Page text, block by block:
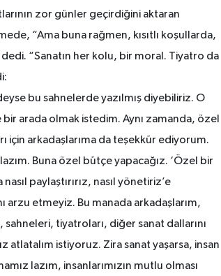
zor günler geçirdiğini aktaran
“Ama buna rağmen, kısıtlı koşullarda,
“Sanatın her kolu, bir moral. Tiyatro da
bu sahnelerde yazılmış diyebiliriz. O
bir arada olmak istedim. Aynı zamanda, özel
için arkadaşlarıma da teşekkür ediyorum.
Buna özel bütçe yapacağız. ‘Özel bir
paylaştırırız, nasıl yönetiriz’e
arzu etmeyiz. Bu manada arkadaşlarım,
sahneleri, tiyatroları, diğer sanat dallarını
atlatalım istiyoruz. Zira sanat yaşarsa, insan
lazım, insanlarımızın mutlu olması